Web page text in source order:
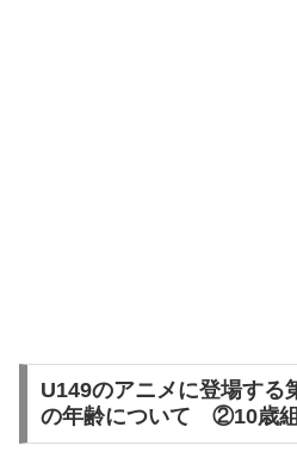
U149のアニメに登場する
の年齢について ②10歳組